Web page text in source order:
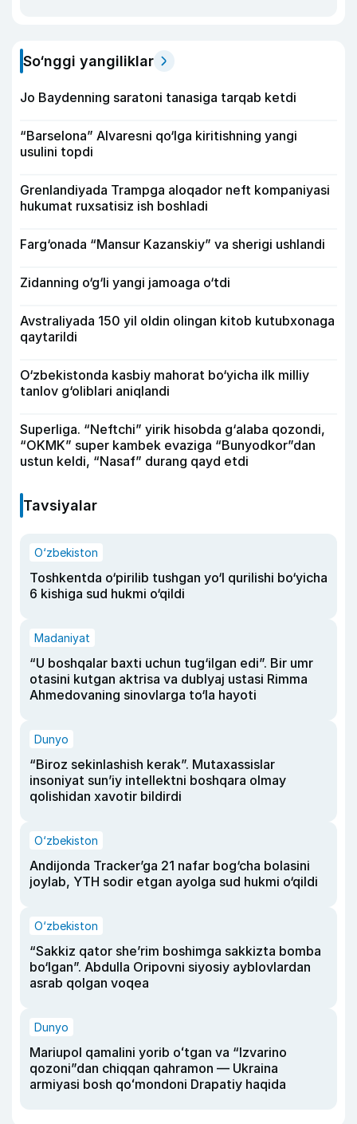
So‘nggi yangiliklar
Jo Baydenning saratoni tanasiga tarqab ketdi
“Barselona” Alvaresni qo‘lga kiritishning yangi
usulini topdi
Grenlandiyada Trampga aloqador neft kompaniyasi
hukumat ruxsatisiz ish boshladi
Farg‘onada “Mansur Kazanskiy” va sherigi ushlandi
Zidanning o‘g‘li yangi jamoaga o‘tdi
Avstraliyada 150 yil oldin olingan kitob kutubxonaga
qaytarildi
O‘zbekistonda kasbiy mahorat bo‘yicha ilk milliy
tanlov g‘oliblari aniqlandi
Superliga. “Neftchi” yirik hisobda g‘alaba qozondi,
“OKMK” super kambek evaziga “Bunyodkor”dan
ustun keldi, “Nasaf” durang qayd etdi
Tavsiyalar
O‘zbekiston
Toshkentda o‘pirilib tushgan yo‘l qurilishi bo‘yicha
6 kishiga sud hukmi o‘qildi
Madaniyat
“U boshqalar baxti uchun tug‘ilgan edi”. Bir umr
otasini kutgan aktrisa va dublyaj ustasi Rimma
Ahmedovaning sinovlarga to‘la hayoti
Dunyo
“Biroz sekinlashish kerak”. Mutaxassislar
insoniyat sun’iy intellektni boshqara olmay
qolishidan xavotir bildirdi
O‘zbekiston
Andijonda Tracker’ga 21 nafar bog‘cha bolasini
joylab, YTH sodir etgan ayolga sud hukmi o‘qildi
O‘zbekiston
“Sakkiz qator she’rim boshimga sakkizta bomba
bo‘lgan”. Abdulla Oripovni siyosiy ayblovlardan
asrab qolgan voqea
Dunyo
Mariupol qamalini yorib oʻtgan va “Izvarino
qozoni”dan chiqqan qahramon — Ukraina
armiyasi bosh qoʻmondoni Drapatiy haqida